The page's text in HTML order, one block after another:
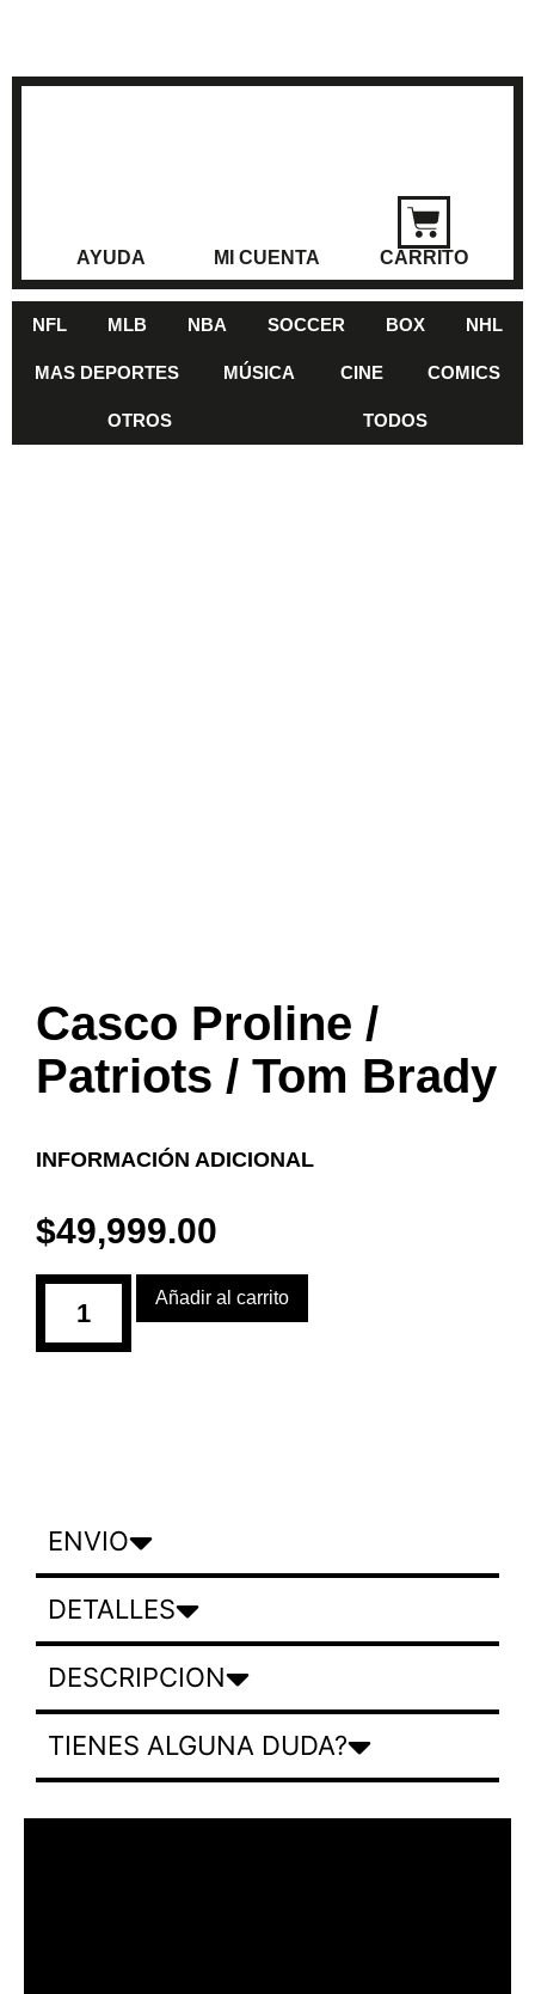
AYUDA MI CUENTA CARRITO
NFL MLB NBA SOCCER BOX NHL
MAS DEPORTES MÚSICA CINE COMICS
OTROS TODOS
Casco Proline /
Patriots / Tom Brady
INFORMACIÓN ADICIONAL
$49,999.00
Añadir al carrito
ENVIO
DETALLES
DESCRIPCION
TIENES ALGUNA DUDA?